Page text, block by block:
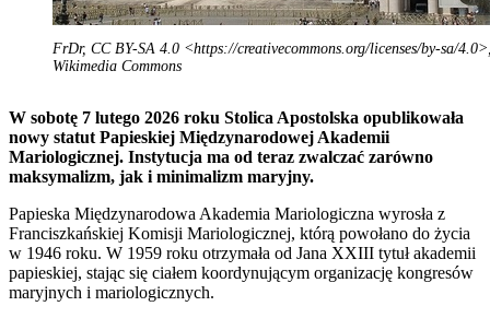
FrDr, CC BY-SA 4.0 <https://creativecommons.org/licenses/by-sa/
Wikimedia Commons
W sobotę 7 lutego 2026 roku Stolica Apostolska opublikowała
nowy statut Papieskiej Międzynarodowej Akademii
Mariologicznej. Instytucja ma od teraz zwalczać zarówno
maksymalizm, jak i minimalizm maryjny.
Papieska Międzynarodowa Akademia Mariologiczna wyrosła z
Franciszkańskiej Komisji Mariologicznej, którą powołano do życia
w 1946 roku. W 1959 roku otrzymała od Jana XXIII tytuł akademii
papieskiej, stając się ciałem koordynującym organizację kongresów
maryjnych i mariologicznych.